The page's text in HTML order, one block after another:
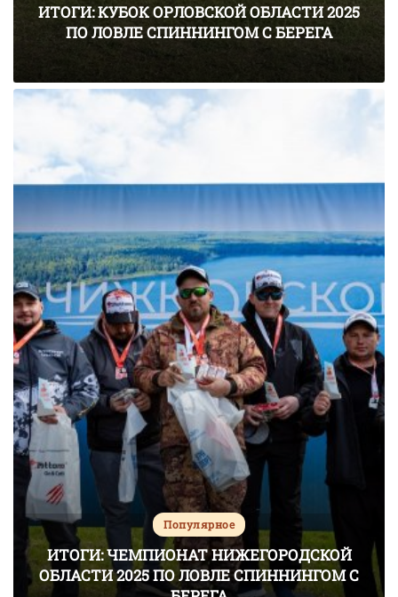
ИТОГИ: КУБОК ОРЛОВСКОЙ ОБЛАСТИ 2025
ПО ЛОВЛЕ СПИННИНГОМ С БЕРЕГА
Популярное
ИТОГИ: ЧЕМПИОНАТ НИЖЕГОРОДСКОЙ
ОБЛАСТИ 2025 ПО ЛОВЛЕ СПИННИНГОМ С